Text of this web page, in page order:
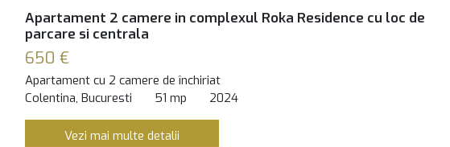
Apartament 2 camere in complexul Roka Residence cu loc de
parcare si centrala
650 €
Apartament cu 2 camere de închiriat
Colentina, Bucuresti
51 mp 2024
Vezi mai multe detalii